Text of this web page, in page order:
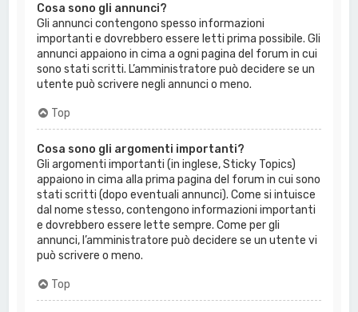
Cosa sono gli annunci?
Gli annunci contengono spesso informazioni
importanti e dovrebbero essere letti prima possibile. Gli
annunci appaiono in cima a ogni pagina del forum in cui
sono stati scritti. L’amministratore può decidere se un
utente può scrivere negli annunci o meno.
Top
Cosa sono gli argomenti importanti?
Gli argomenti importanti (in inglese, Sticky Topics)
appaiono in cima alla prima pagina del forum in cui sono
stati scritti (dopo eventuali annunci). Come si intuisce
dal nome stesso, contengono informazioni importanti
e dovrebbero essere lette sempre. Come per gli
annunci, l’amministratore può decidere se un utente vi
può scrivere o meno.
Top